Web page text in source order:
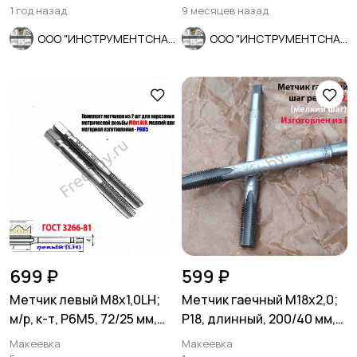
1 год назад
9 месяцев назад
699 ₽
Метчик левый М8х1,0LH;
м/р, к-т, Р6М5, 72/25 мм,
мелкий шаг.
Макеевка
599 ₽
Метчик гаечный М18х2,0;
Р18, длинный, 200/40 мм,
мелкий шаг, СССР.
Макеевка